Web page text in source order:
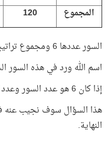
المجموع
120
السور عددها 6 ومجموع تراتيبها 120، وهذا العدد = 114 + 6
اسم الله ورد في هذه السور الست 774 مرّة، وهذا العدد
إذا كان 6 هو عدد السور وعدد الآيات أيضًا، فإلى ماذا يشير العدد 129؟
هذا السؤال سوف نجيب عنه
النهاية.